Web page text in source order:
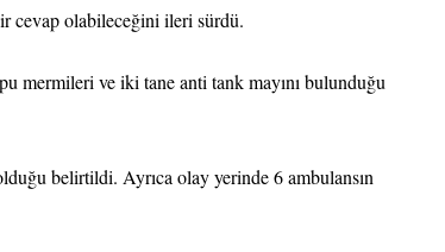
cevap olabileceğini ileri sürdü.
mermileri ve iki tane anti tank mayını bulunduğu
belirtildi. Ayrıca olay yerinde 6 ambulansın